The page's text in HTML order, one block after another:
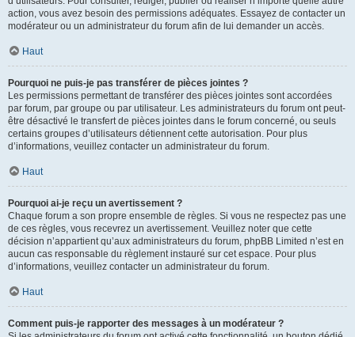
action, vous avez besoin des permissions adéquates. Essayez de contacter un
modérateur ou un administrateur du forum afin de lui demander un accès.
Haut
Pourquoi ne puis-je pas transférer de pièces jointes ?
Les permissions permettant de transférer des pièces jointes sont accordées
par forum, par groupe ou par utilisateur. Les administrateurs du forum ont peut-
être désactivé le transfert de pièces jointes dans le forum concerné, ou seuls
certains groupes d’utilisateurs détiennent cette autorisation. Pour plus
d’informations, veuillez contacter un administrateur du forum.
Haut
Pourquoi ai-je reçu un avertissement ?
Chaque forum a son propre ensemble de règles. Si vous ne respectez pas une
de ces règles, vous recevrez un avertissement. Veuillez noter que cette
décision n’appartient qu’aux administrateurs du forum, phpBB Limited n’est en
aucun cas responsable du règlement instauré sur cet espace. Pour plus
d’informations, veuillez contacter un administrateur du forum.
Haut
Comment puis-je rapporter des messages à un modérateur ?